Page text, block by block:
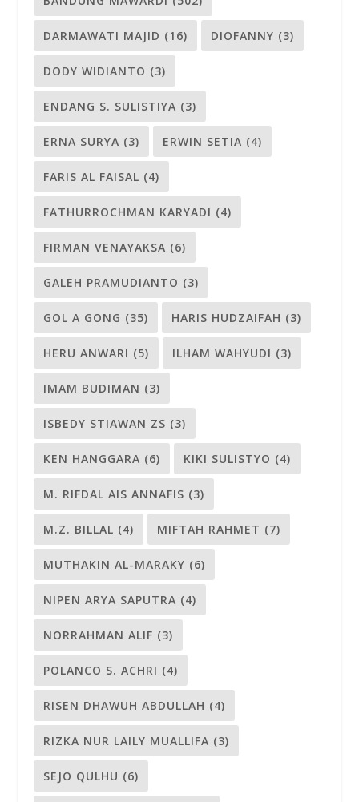
DARMAWATI MAJID (16) DIOFANNY (3)
DODY WIDIANTO (3)
ENDANG S. SULISTIYA (3)
ERNA SURYA (3) ERWIN SETIA (4)
FARIS AL FAISAL (4)
FATHURROCHMAN KARYADI (4)
FIRMAN VENAYAKSA (6)
GALEH PRAMUDIANTO (3)
GOL A GONG (35) HARIS HUDZAIFAH (3)
HERU ANWARI (5) ILHAM WAHYUDI (3)
IMAM BUDIMAN (3)
ISBEDY STIAWAN ZS (3)
KEN HANGGARA (6) KIKI SULISTYO (4)
M. RIFDAL AIS ANNAFIS (3)
M.Z. BILLAL (4) MIFTAH RAHMET (7)
MUTHAKIN AL-MARAKY (6)
NIPEN ARYA SAPUTRA (4)
NORRAHMAN ALIF (3)
POLANCO S. ACHRI (4)
RISEN DHAWUH ABDULLAH (4)
RIZKA NUR LAILY MUALLIFA (3)
SEJO QULHU (6)